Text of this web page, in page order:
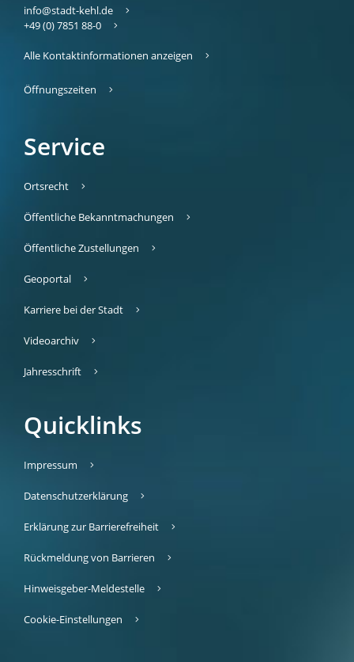
info@stadt-kehl.de
+49 (0) 7851 88-0
Alle Kontaktinformationen anzeigen
Öffnungszeiten
Service
Ortsrecht
Öffentliche Bekanntmachungen
Öffentliche Zustellungen
Geoportal
Karriere bei der Stadt
Videoarchiv
Jahresschrift
Quicklinks
Impressum
Datenschutzerklärung
Erklärung zur Barrierefreiheit
Rückmeldung von Barrieren
Hinweisgeber-Meldestelle
Cookie-Einstellungen